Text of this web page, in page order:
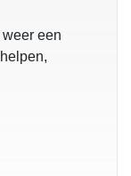
een